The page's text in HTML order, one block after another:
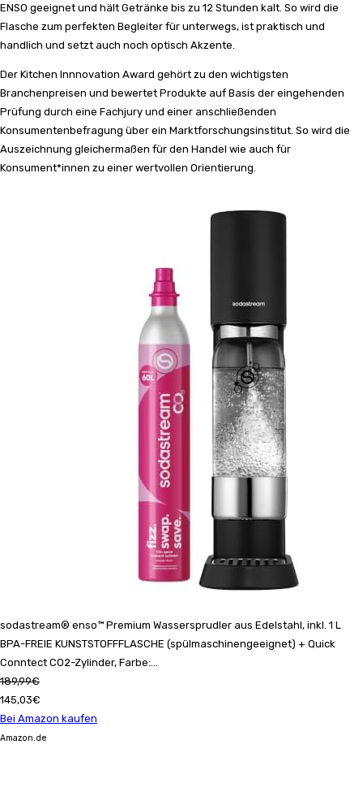
ENSO geeignet und hält Getränke bis zu 12 Stunden kalt. So wird die
Flasche zum perfekten Begleiter für unterwegs, ist praktisch und
handlich und setzt auch noch optisch Akzente.
Der Kitchen Innnovation Award gehört zu den wichtigsten
Branchenpreisen und bewertet Produkte auf Basis der eingehenden
Prüfung durch eine Fachjury und einer anschließenden
Konsumentenbefragung über ein Marktforschungsinstitut. So wird die
Auszeichnung gleichermaßen für den Handel wie auch für
Konsument*innen zu einer wertvollen Orientierung.
sodastream® enso™ Premium Wassersprudler aus Edelstahl, inkl. 1 L
BPA-FREIE KUNSTSTOFFFLASCHE (spülmaschinengeeignet) + Quick
Conntect CO2-Zylinder, Farbe:...
189,99€
145,03€
Bei Amazon kaufen
Amazon.de